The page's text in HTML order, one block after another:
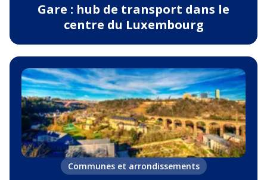
Gare : hub de transport dans le
centre du Luxembourg
Communes et arrondissements